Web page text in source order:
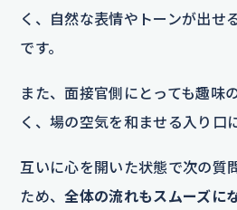
く、自然な表情やトーンが出せ
です。
また、面接官側にとっても趣味
く、場の空気を和ませる入り口
互いに心を開いた状態で次の質
ため、全体の流れもスムーズに